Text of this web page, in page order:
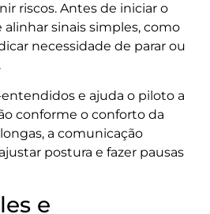
riscos. Antes de iniciar o
sinais simples, como
necessidade de parar ou
e ajuda o piloto a
conforme o conforto da
a comunicação
postura e fazer pausas
e